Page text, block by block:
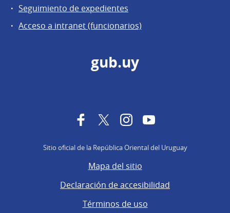
Seguimiento de expedientes
Acceso a intranet (funcionarios)
gub.uy
FacebookTwitterInstagramYouTube
Sitio oficial de la República Oriental del Uruguay
Mapa del sitio
Declaración de accesibilidad
Términos de uso